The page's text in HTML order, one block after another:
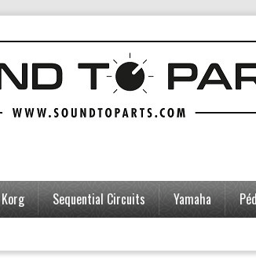
Korg Sequential Circuits Yamaha